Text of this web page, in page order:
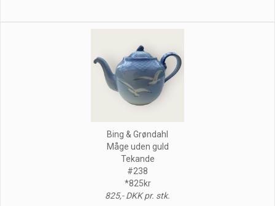
Bing & Grøndahl
Måge uden guld
Tekande
#238
*825kr
825,- DKK pr. stk.